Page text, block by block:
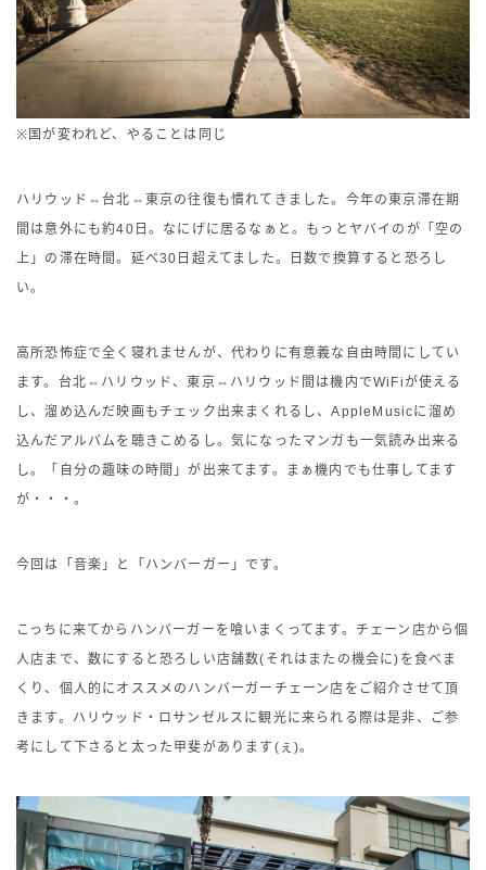
※国が変われど、やることは同じ
ハリウッド⇔台北⇔東京の往復も慣れてきました。今年の東京滞在期
間は意外にも約40日。なにげに居るなぁと。もっとヤバイのが「空の
上」の滞在時間。延べ30日超えてました。日数で換算すると恐ろし
い。
高所恐怖症で全く寝れませんが、代わりに有意義な自由時間にしてい
ます。台北⇔ハリウッド、東京⇔ハリウッド間は機内でWiFiが使える
し、溜め込んだ映画もチェック出来まくれるし、AppleMusicに溜め
込んだアルバムを聴きこめるし。気になったマンガも一気読み出来る
し。「自分の趣味の時間」が出来てます。まぁ機内でも仕事してます
が・・・。
今回は「音楽」と「ハンバーガー」です。
こっちに来てからハンバーガーを喰いまくってます。チェーン店から個
人店まで、数にすると恐ろしい店舗数(それはまたの機会に)を食べま
くり、個人的にオススメのハンバーガーチェーン店をご紹介させて頂
きます。ハリウッド・ロサンゼルスに観光に来られる際は是非、ご参
考にして下さると太った甲斐があります(ぇ)。